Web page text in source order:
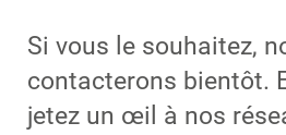
Si vous le souhaitez,
contacterons bientôt.
jetez un œil à nos